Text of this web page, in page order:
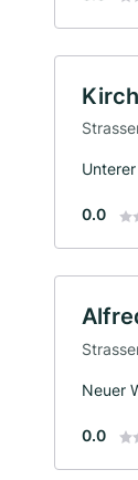
0.0
Neuer
0.0